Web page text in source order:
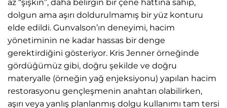
az “şişkin”, daha belirgin bir çene hattına sahip,
dolgun ama aşırı doldurulmamış bir yüz konturu
elde edildi. Gunvalson’ın deneyimi, hacim
yönetiminin ne kadar hassas bir denge
gerektirdiğini gösteriyor. Kris Jenner örneğinde
gördüğümüz gibi, doğru şekilde ve doğru
materyalle (örneğin yağ enjeksiyonu) yapılan hacim
restorasyonu gençleşmenin anahtarı olabilirken,
aşırı veya yanlış planlanmış dolgu kullanımı tam tersi